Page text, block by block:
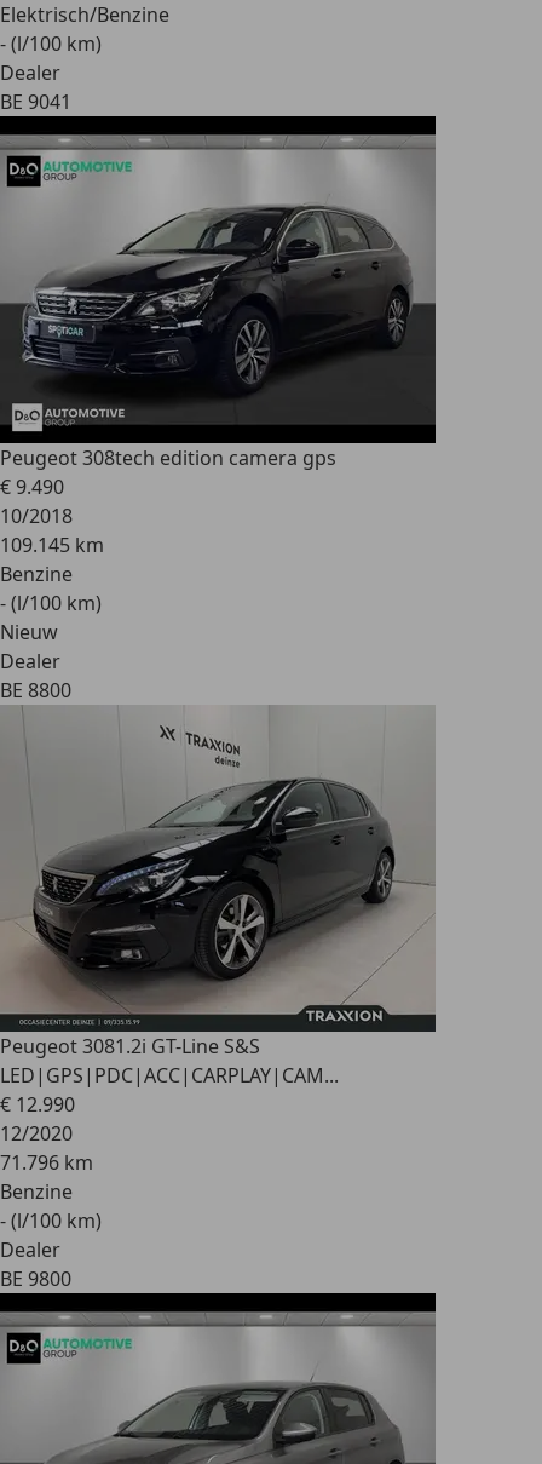
Elektrisch/Benzine
- (l/100 km)
Dealer
BE 9041
Peugeot 308tech edition camera gps
€ 9.490
10/2018
109.145 km
Benzine
- (l/100 km)
Nieuw
Dealer
BE 8800
Peugeot 3081.2i GT-Line S&S
LED|GPS|PDC|ACC|CARPLAY|CAM...
€ 12.990
12/2020
71.796 km
Benzine
- (l/100 km)
Dealer
BE 9800